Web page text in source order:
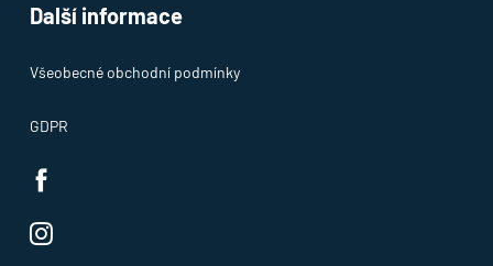
Další informace
Všeobecné obchodní podmínky
GDPR